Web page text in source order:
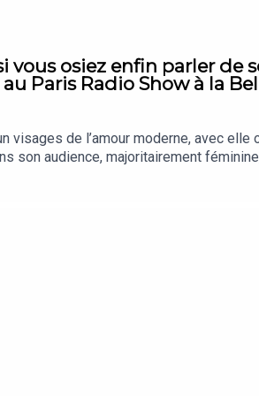
vous osiez enfin parler de
Paris Radio Show à la
de l’amour moderne, avec
son audience, majoritairement
pas envie. Marie-Charlotte
ici : https://www.instagram.com/
Pour en savoir plus : https//
dans tes relations : https://
et toute l’équipe de Paris
par Colette Se Confesse